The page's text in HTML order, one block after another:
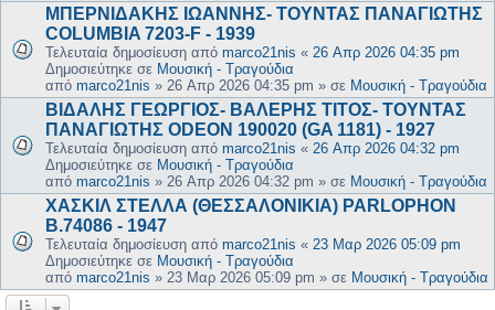
ΜΠΕΡΝΙΔΑΚΗΣ ΙΩΑΝΝΗΣ- ΤΟΥΝΤΑΣ ΠΑΝΑΓΙΩΤΗΣ
COLUMBIA 7203-F - 1939
Τελευταία δημοσίευση από marco21nis « 26 Απρ 2026 04:35 pm
Δημοσιεύτηκε σε Μουσική - Τραγούδια
από marco21nis » 26 Απρ 2026 04:35 pm » σε Μουσική - Τραγούδια
ΒΙΔΑΛΗΣ ΓΕΩΡΓΙΟΣ- ΒΑΛΕΡΗΣ ΤΙΤΟΣ- ΤΟΥΝΤΑΣ
ΠΑΝΑΓΙΩΤΗΣ ODEON 190020 (GA 1181) - 1927
Τελευταία δημοσίευση από marco21nis « 26 Απρ 2026 04:32 pm
Δημοσιεύτηκε σε Μουσική - Τραγούδια
από marco21nis » 26 Απρ 2026 04:32 pm » σε Μουσική - Τραγούδια
ΧΑΣΚΙΛ ΣΤΕΛΛΑ (ΘΕΣΣΑΛΟΝΙΚΙΑ) PARLOPHON
B.74086 - 1947
Τελευταία δημοσίευση από marco21nis « 23 Μαρ 2026 05:09 pm
Δημοσιεύτηκε σε Μουσική - Τραγούδια
από marco21nis » 23 Μαρ 2026 05:09 pm » σε Μουσική - Τραγούδια